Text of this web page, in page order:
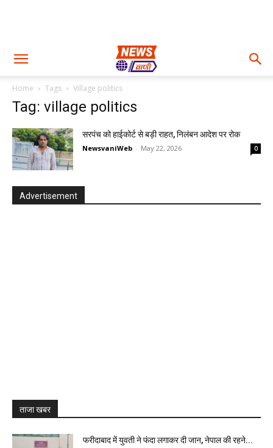
Home Tags Village politics
Tag: village politics
सरपंच को हाईकोर्ट से बड़ी राहत, निलंबन आदेश पर रोक
NewsvaniWeb - May 22, 2026 0
Advertisement
ताजा खबर
फरीदाबाद में युवती ने फंदा लगाकर दी जान, नेपाल की रहने...